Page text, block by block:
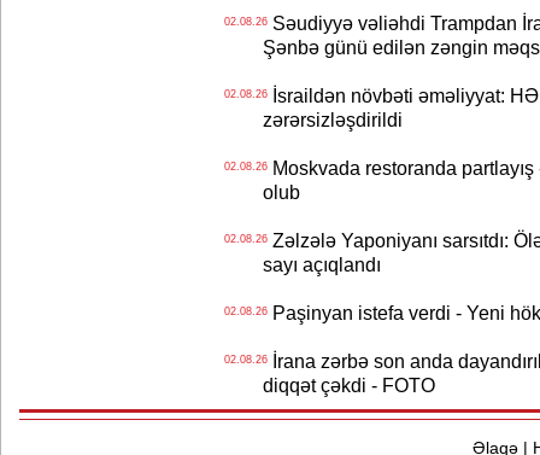
02.08.26Səudiyyə vəliəhdi Trampdan
Şənbə günü edilən zəngin
02.08.26İsraildən növbəti əməliyyat:
zərərsizləşdirildi
02.08.26Moskvada restoranda
olub
02.08.26Zəlzələ Yaponiyanı sarsıtdı:
sayı açıqlandı
02.08.26Paşinyan istefa verdi - Yeni
02.08.26İrana zərbə son anda
diqqət çəkdi - FOTO
Əlaqə|